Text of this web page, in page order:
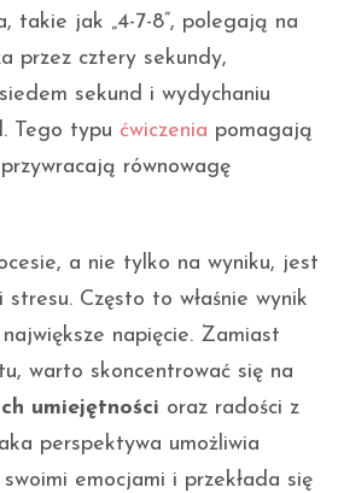
takie jak „4-7-8”, polegają na
przez cztery sekundy,
sekund i wydychaniu
Tego typu ćwiczenia pomagają
równowagę
a nie tylko na wyniku, jest
Często to właśnie wynik
napięcie. Zamiast
warto skoncentrować się na
umiejętności oraz radości z
perspektywa umożliwia
emocjami i przekłada się